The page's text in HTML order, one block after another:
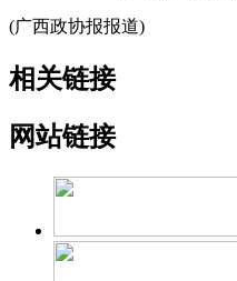
(广西政协报报道)
相关链接
网站链接